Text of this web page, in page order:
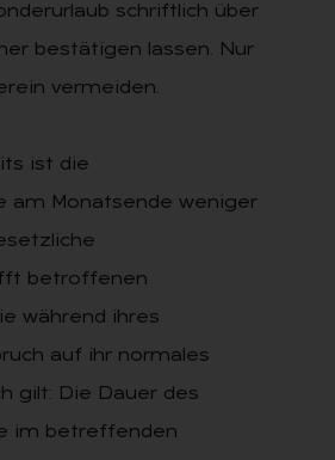
schriftlich über
bestätigen lassen. Nur
vermeiden.
ist die
am Monatsende weniger
betroffenen
während ihres
auf ihr normales
gilt: Die Dauer des
im betreffenden